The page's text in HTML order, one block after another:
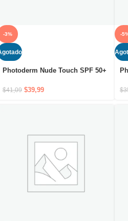
-3%
Photoderm Nude Touch SPF 50+
$41,09 $39,99
-
$